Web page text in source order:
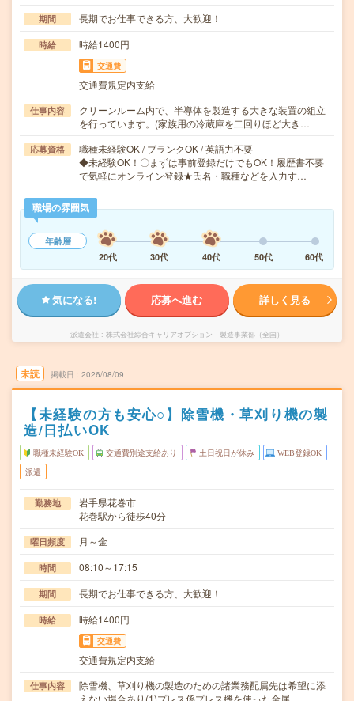
期間 長期でお仕事できる方、大歓迎！
時給 時給1400円
交通費
交通費規定内支給
仕事内容
クリーンルーム内で、半導体を製造する大きな装置の組立
を行っています。(家族用の冷蔵庫を二回りほど大き…
応募資格
職種未経験OK / ブランクOK / 英語力不要
◆未経験OK！〇まずは事前登録だけでもOK！履歴書不要
で気軽にオンライン登録★氏名・職種などを入力す…
職場の雰囲気
年齢層
20代
30代 40代 50代 60代
気になる! 応募へ進む 詳しく見る
派遣会社 株式会社綜合キャリアオプション 製造事業部（全国）
未読 掲載日 2026/08/09
【未経験の方も安心○】除雪機・草刈り機の製
造/日払いOK
職種未経験OK 交通費別途支給あり 土日祝日が休み WEB登録OK
派遣
勤務地
岩手県花巻市
花巻駅から徒歩40分
曜日頻度 月～金
時間 08:10～17:15
期間 長期でお仕事できる方、大歓迎！
時給 時給1400円
交通費
交通費規定内支給
仕事内容
除雪機、草刈り機の製造のための諸業務配属先は希望に添
えない場合あり(1)プレス係プレス機を使った金属…